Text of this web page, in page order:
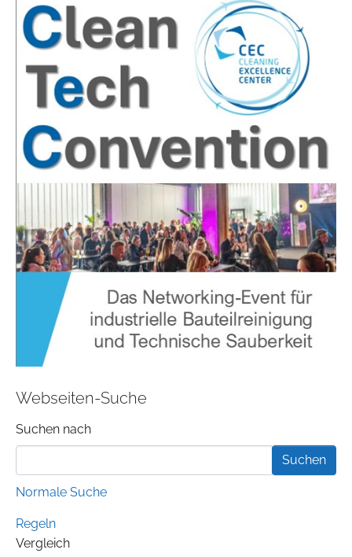
Webseiten-Suche
Suchformular
Suchen nach
Normale Suche
Regeln
Vergleich